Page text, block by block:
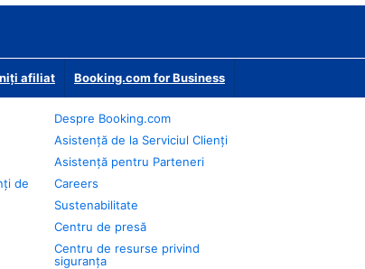
afiliat Booking.com for Business
de
Despre Booking.com
Asistență de la Serviciul Clienți
Asistență pentru Parteneri
Careers
Sustenabilitate
Centru de presă
Centru de resurse privind
siguranța